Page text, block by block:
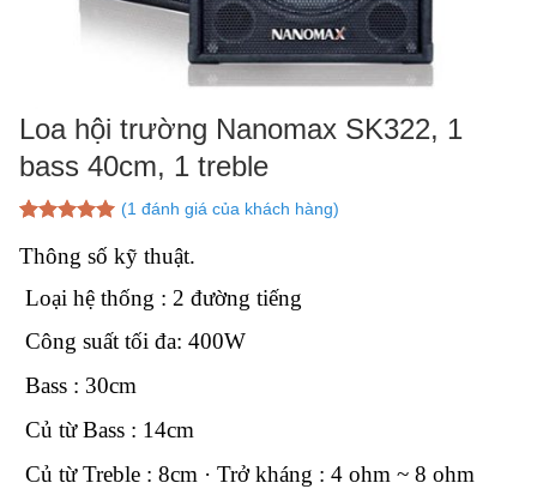
Loa hội trường Nanomax SK322, 1
bass 40cm, 1 treble
dựa trên
đánh giá
(1 đánh giá của khách hàng)
Thông số kỹ thuật.
Loại hệ thống : 2 đường tiếng
Công suất tối đa: 400W
Bass : 30cm
Củ từ Bass : 14cm
Củ từ Treble : 8cm · Trở kháng : 4 ohm ~ 8 ohm